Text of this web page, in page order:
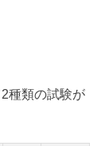
種類の試験が